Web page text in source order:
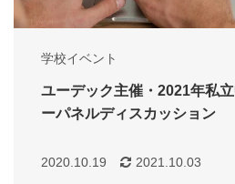
学校イベント
ユーデック主催・2021年私
ーパネルディスカッション
2020.10.19 2021.10.03